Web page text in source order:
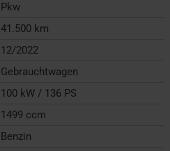
Pkw
41.500 km
12/2022
Gebrauchtwagen
100 kW / 136 PS
1499 ccm
Benzin